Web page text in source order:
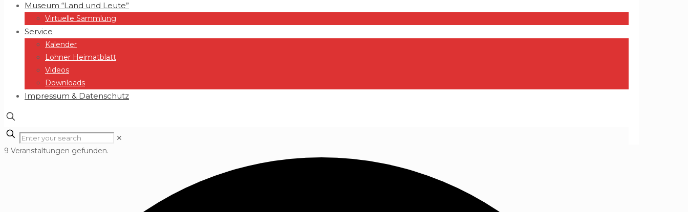
Museum “Land und Leute”
Virtuelle Sammlung
Service
Kalender
Lohner Heimatblatt
Videos
Downloads
Impressum & Datenschutz
✕
9 Veranstaltungen gefunden.